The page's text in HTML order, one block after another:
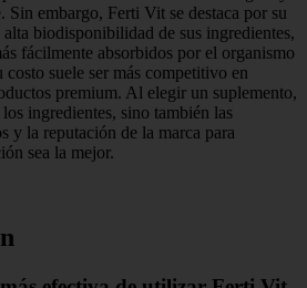
Sin embargo, Ferti Vit se destaca por su
alta biodisponibilidad de sus ingredientes,
fácilmente absorbidos por el organismo
costo suele ser más competitivo en
premium. Al elegir un suplemento,
ingredientes, sino también las
y la reputación de la marca para
sea la mejor.